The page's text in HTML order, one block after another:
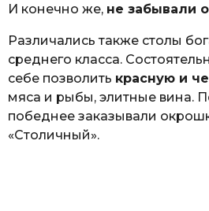
И конечно же, не забывали
Различались также столы
среднего класса.
себе позволить красную и
мяса и рыбы, элитные вина.
победнее заказывали
«Столичный».